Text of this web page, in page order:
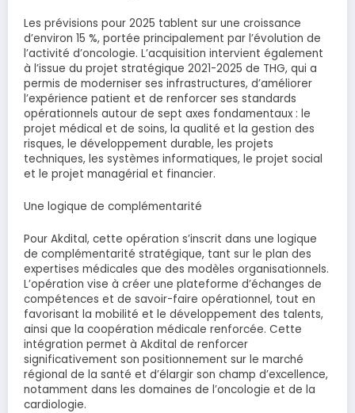
Les prévisions pour 2025 tablent sur une croissance
d’environ 15 %, portée principalement par l’évolution de
l’activité d’oncologie. L’acquisition intervient également
à l’issue du projet stratégique 2021-2025 de THG, qui a
permis de moderniser ses infrastructures, d’améliorer
l’expérience patient et de renforcer ses standards
opérationnels autour de sept axes fondamentaux : le
projet médical et de soins, la qualité et la gestion des
risques, le développement durable, les projets
techniques, les systèmes informatiques, le projet social
et le projet managérial et financier.
Une logique de complémentarité
Pour Akdital, cette opération s’inscrit dans une logique
de complémentarité stratégique, tant sur le plan des
expertises médicales que des modèles organisationnels.
L’opération vise à créer une plateforme d’échanges de
compétences et de savoir-faire opérationnel, tout en
favorisant la mobilité et le développement des talents,
ainsi que la coopération médicale renforcée. Cette
intégration permet à Akdital de renforcer
significativement son positionnement sur le marché
régional de la santé et d’élargir son champ d’excellence,
notamment dans les domaines de l’oncologie et de la
cardiologie.